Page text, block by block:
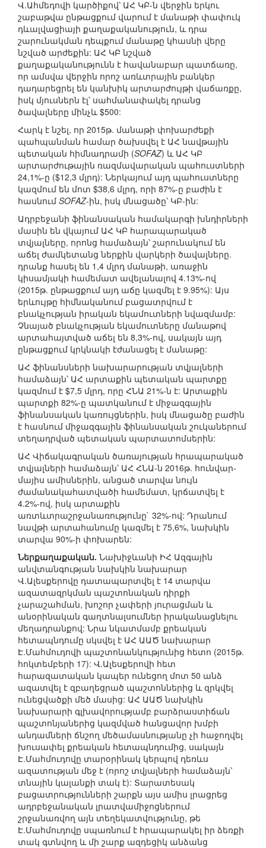
Վ.Ահմեդովի կարծիքով՝ ԱՀ ԿԲ-ն վերջին երկու
շաբաթվա ընթացքում վարում է մանաթի փափուկ
դևալվացիայի քաղաքականություն, և դրա
շարունակման դեպքում մանաթը կհասնի վերը
նշված արժեքին: ԱՀ ԿԲ նշված
քաղաքականությունն է հավանաբար պատճառը,
որ ամսվա վերջին որոշ առևտրային բանկեր
դադարեցրել են կանխիկ արտարժույթի վաճառքը,
իսկ մյուսներն էլ՝ սահմանափակել դրանց
ծավալները մինչև $500:
Հարկ է նշել, որ 2015թ. մանաթի փոխարժեքի
պահպանման համար ծախսվել է ԱՀ նավթային
պետական հիմնադրամի (SOFAZ) և ԱՀ ԿԲ
արտարժութային ռազմավարական պահուստների
24,1%-ը ($12,3 մլրդ): Ներկայում այդ պահուստները
կազմում են մոտ $38,6 մլրդ, որի 87%-ը բաժին է
հասնում SOFAZ-ին, իսկ մնացածը՝ ԿԲ-ին:
Ադրբեջանի ֆինանսական համակարգի խնդիրների
մասին են վկայում ԱՀ ԿԲ հարապարակած
տվյալները, որոնց համաձայն՝ շարունակում են
աճել ժամկետանց ներքին վարկերի ծավալները.
դրանք հասել են 1,4 մլրդ մանաթի, առաջին
կիսամյակի համեմատ ավելանալով 4.13%-ով
(2015թ. ընթացքում այդ աճը կազմել է 9.95%): Այս
երևույթը հիմնականում բացատրվում է
բնակչության իրական եկամուտների նվազմամբ:
Չնայած բնակչության եկամուտները մանաթով
արտահայտված աճել են 8,3%-ով, սակայն այդ
ընթացքում կրկնակի էժանացել է մանաթը:
ԱՀ ֆինանսների նախարարության տվյալների
համաձայն՝ ԱՀ արտաքին պետական պարտքը
կազմում է $7,5 մլրդ, որը ՀՆԱ 21%-ն է: Արտաքին
պարտքի 82%-ը պատկանում է միջազգային
ֆինանսական կառույցներին, իսկ մնացածը բաժին
է հասնում միջազգային ֆինանսական շուկաներում
տեղադրված պետական պարտատոմսերին:
ԱՀ Վիճակագրական ծառայության հրապարակած
տվյալների համաձայն՝ ԱՀ ՀՆԱ-ն 2016թ. հունվար-
մայիս ամիսներին, անցած տարվա նույն
ժամանակահատվածի համեմատ, կրճատվել է
4.2%-ով, իսկ արտաքին
առտևտրաշրջանառությունը` 32%-ով: Դրանում
նավթի արտահանումը կազմել է 75,6%, նախկին
տարվա 90%-ի փոխարեն:
Ներքաղաքական. Նախիջևանի ԻՀ Ազգային
անվտանգության նախկին նախարար
Վ.Ալեսքերովը դատապարտվել է 14 տարվա
ազատազրկման պաշտոնական դիրքի
չարաշահման, խոշոր չափերի յուրացման և
անօրինական գաղտնալսումներ իրականացնելու
մեղադրանքով: Նրա նկատմամբ քրեական
հետապնդումը սկսվել է ԱՀ ԱԱԾ նախարար
Է.Մահմուդովի պաշտոնանկությունից հետո (2015թ.
հոկտեմբերի 17): Վ.Ալեսքերովի հետ
հարազատական կապեր ունեցող մոտ 50 անձ
ազատվել է զբաղեցրած պաշտոններից և զրկվել
ունեցվածքի մեծ մասից: ԱՀ ԱԱԾ նախկին
նախարարի գլխավորությամբ բարձրաստիճան
պաշտոնյաներից կազմված հանցավոր խմբի
անդամների ճնշող մեծամասնությանը չի հաջողվել
խուսափել քրեական հետապնդումից, սակայն
Է.Մահմուդովը տարօրինակ կերպով դեռևս
ազատության մեջ է (որոշ տվյալների համաձայն՝
տնային կալանքի տակ է): Տարատեսակ
բացատրությունների շարքն այս ամիս լրացրեց
ադրբեջանական լրատվամիջոցներում
շրջանառվող այն տեղեկատվությունը, թե
Է.Մահմուդովը սպառնում է հրապարակել իր ձեռքի
տակ գտնվող և մի շարք ազդեցիկ անձանց